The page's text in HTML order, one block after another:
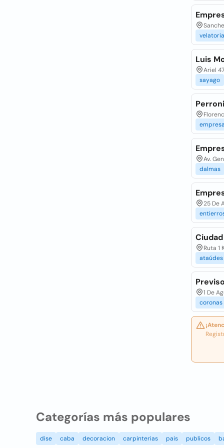
Luis
Ariel
sayago
Av.
dalmas
25 De
Ruta 1
ataúdes
1 De
coronas
Categorías más populares
dise caba decoracion carpinterias pais publicos